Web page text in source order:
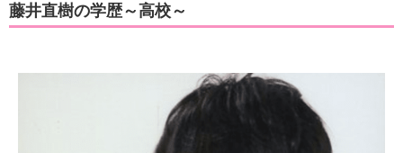
藤井直樹の学歴～高校～